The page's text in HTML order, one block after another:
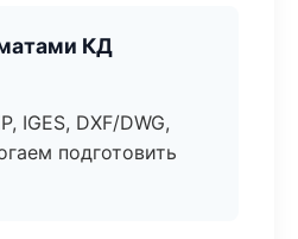
КД
IGES, DXF/DWG,
подготовить